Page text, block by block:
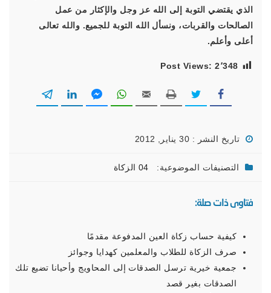
الذي يقتضي التوبة إلى الله عز وجل والإكثار من عمل
الصالحات والقربات، ونسأل الله التوبة للجميع. والله تعالى
أعلى وأعلم.
Post Views: 2٬348
تاريخ النشر : 30 يناير, 2012
التصنيفات الموضوعية: 04 الزكاة
فتاوى ذات صلة:
كيفية حساب زكاة العين المدفوعة مقدمًا
صرف الزكاة للطلاب والمعلمين كهدايا وجوائز
جمعية خيرية ترسل الصدقات إلى المحاويج وأحيانا تضيع تلك
الصدقات بغير قصد